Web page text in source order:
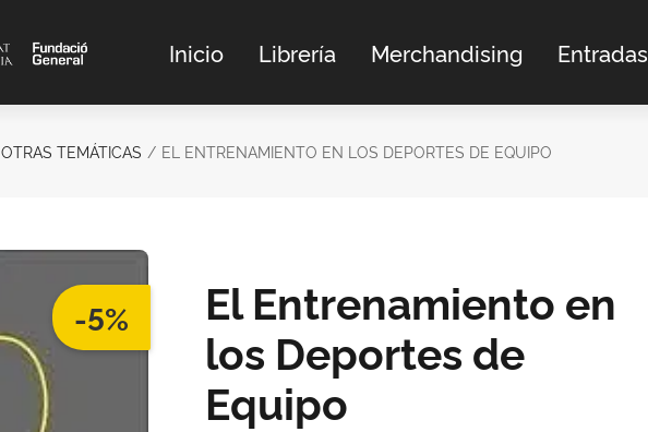
Inicio Librería Merchandising Entradas
OTRAS TEMÁTICAS EL ENTRENAMIENTO EN LOS DEPORTES DE EQUIPO
-5%
El Entrenamiento en
los Deportes de
Equipo